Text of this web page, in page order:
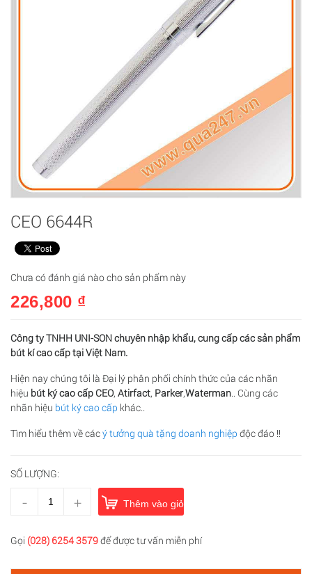
CEO 6644R
Chưa có đánh giá nào cho sản phẩm này
226,800 ₫
Công ty TNHH UNI-SON chuyên nhập khẩu, cung cấp các sản phẩm
bút kí cao cấp tại Việt Nam.
Hiện nay chúng tôi là Đại lý phân phối chính thức của các nhãn
hiệu bút ký cao cấp CEO, Atirfact, Parker,Waterman.. Cùng các
nhãn hiệu bút ký cao cấp khác..
Tìm hiểu thêm về cácý tưởng quà tặng doanh nghiệp độc đáo !!
SỐ LƯỢNG:
- + Thêm vào giỏ hàng
Gọi (028) 6254 3579để được tư vấn miễn phí